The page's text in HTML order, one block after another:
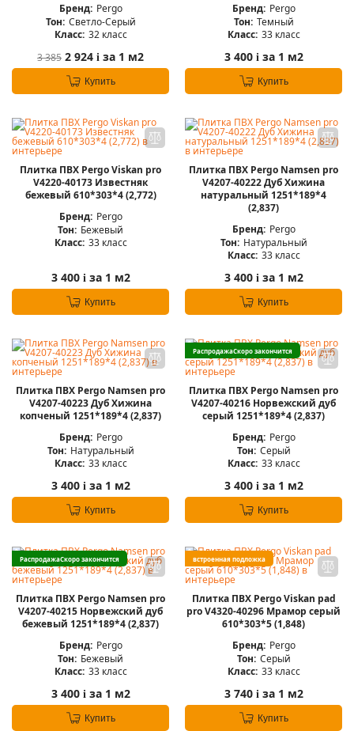
Бренд: Pergo
Тон: Светло-Серый
Класс: 32 класс
3 385 2 924 i за 1 м2
Купить
Бренд: Pergo
Тон: Темный
Класс: 33 класс
3 400 iза 1 м2
Купить
Плитка ПВХ Pergo Viskan pro
V4220-40173 Известняк
бежевый 610*303*4 (2,772)
Бренд: Pergo
Тон: Бежевый
Класс: 33 класс
3 400 iза 1 м2
Купить
Плитка ПВХ Pergo Namsen pro
V4207-40222 Дуб Хижина
натуральный 1251*189*4
(2,837)
Бренд: Pergo
Тон: Натуральный
Класс: 33 класс
3 400 iза 1 м2
Купить
Плитка ПВХ Pergo Namsen pro
V4207-40223 Дуб Хижина
копченый 1251*189*4 (2,837)
Бренд: Pergo
Тон: Натуральный
Класс: 33 класс
3 400 iза 1 м2
Купить
РаспродажаСкоро закончится
Плитка ПВХ Pergo Namsen pro
V4207-40216 Норвежский дуб
серый 1251*189*4 (2,837)
Бренд: Pergo
Тон: Серый
Класс: 33 класс
3 400 iза 1 м2
Купить
РаспродажаСкоро закончится
Плитка ПВХ Pergo Namsen pro
V4207-40215 Норвежский дуб
бежевый 1251*189*4 (2,837)
Бренд: Pergo
Тон: Бежевый
Класс: 33 класс
3 400 iза 1 м2
Купить
встроенная подложка
Плитка ПВХ Pergo Viskan pad
pro V4320-40296 Мрамор серый
610*303*5 (1,848)
Бренд: Pergo
Тон: Серый
Класс: 33 класс
3 740 iза 1 м2
Купить